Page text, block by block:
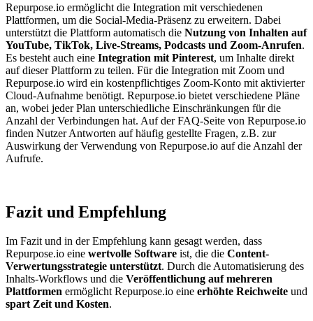
Repurpose.io ermöglicht die Integration mit verschiedenen
Plattformen, um die Social-Media-Präsenz zu erweitern. Dabei
unterstützt die Plattform automatisch die Nutzung von Inhalten auf
YouTube, TikTok, Live-Streams, Podcasts und Zoom-Anrufen.
Es besteht auch eine Integration mit Pinterest, um Inhalte direkt
auf dieser Plattform zu teilen. Für die Integration mit Zoom und
Repurpose.io wird ein kostenpflichtiges Zoom-Konto mit aktivierter
Cloud-Aufnahme benötigt. Repurpose.io bietet verschiedene Pläne
an, wobei jeder Plan unterschiedliche Einschränkungen für die
Anzahl der Verbindungen hat. Auf der FAQ-Seite von Repurpose.io
finden Nutzer Antworten auf häufig gestellte Fragen, z.B. zur
Auswirkung der Verwendung von Repurpose.io auf die Anzahl der
Aufrufe.
Fazit und Empfehlung
Im Fazit und in der Empfehlung kann gesagt werden, dass
Repurpose.io eine wertvolle Software ist, die die Content-
Verwertungsstrategie unterstützt. Durch die Automatisierung des
Inhalts-Workflows und die Veröffentlichung auf mehreren
Plattformen ermöglicht Repurpose.io eine erhöhte Reichweite und
spart Zeit und Kosten.